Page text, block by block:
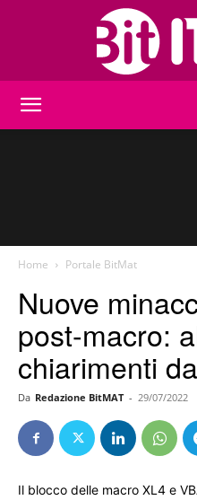
Home Portale BitMat
Nuove
post-macro:
chiarimenti
Da Redazione BitMAT - 29/07/2022
Il blocco delle macro XL4 e